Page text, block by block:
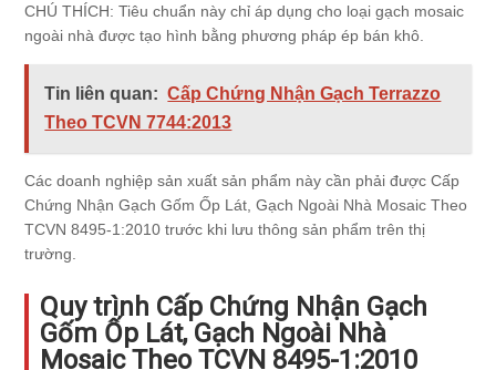
CHÚ THÍCH: Tiêu chuẩn này chỉ áp dụng cho loại gạch mosaic
ngoài nhà được tạo hình bằng phương pháp ép bán khô.
Tin liên quan: Cấp Chứng Nhận Gạch Terrazzo
Theo TCVN 7744:2013
Các doanh nghiệp sản xuất sản phẩm này cần phải được Cấp
Chứng Nhận Gạch Gốm Ốp Lát, Gạch Ngoài Nhà Mosaic Theo
TCVN 8495-1:2010 trước khi lưu thông sản phẩm trên thị
trường.
Quy trình Cấp Chứng Nhận Gạch
Gốm Ốp Lát, Gạch Ngoài Nhà
Mosaic Theo TCVN 8495-1:2010